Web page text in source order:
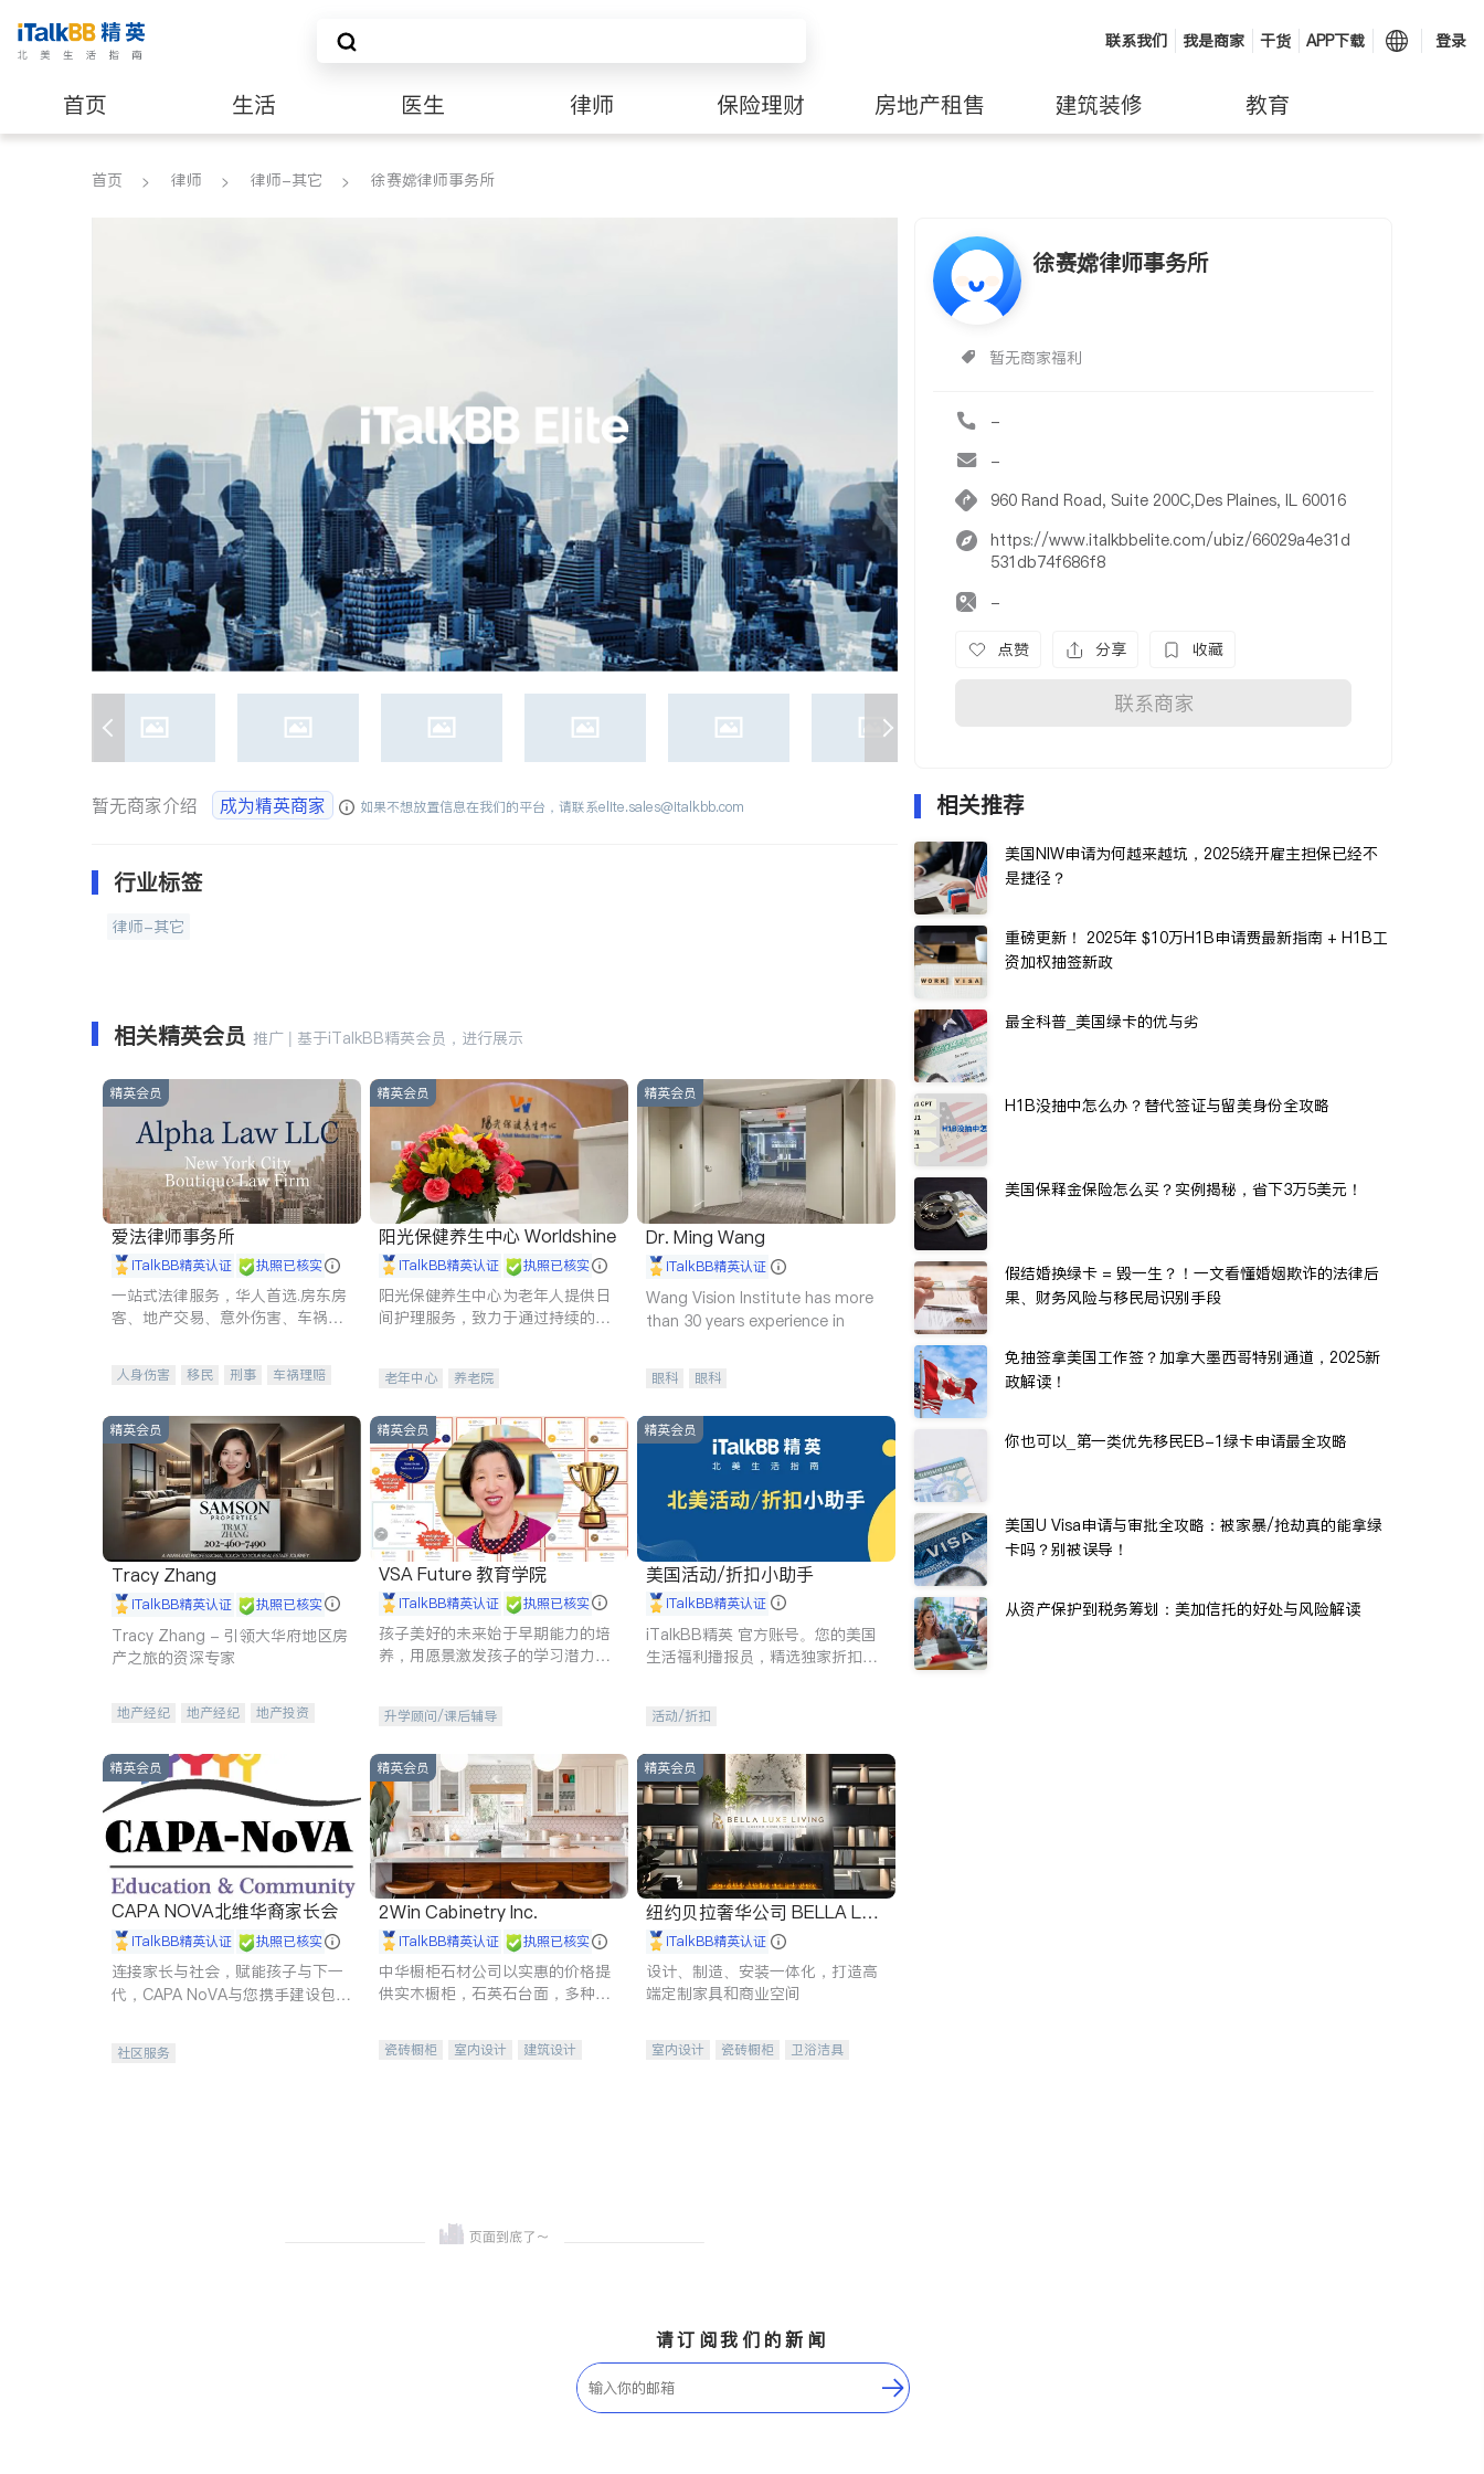
联系我们 我是商家 干货 APP下载 登录
首页 生活 医生 律师 保险理财 房地产租售 建筑装修 教育
养老 非盈利组织
首页 律师 律师-其它 徐赛嫦律师事务所
徐赛嫦律师事务所
暂无商家福利
-
-
960 Rand Road, Suite 200C,Des Plaines, IL 60016
https://www.italkbbelite.com/ubiz/66029a4e31d
531db74f686f8
-
点赞 分享 收藏
联系商家
暂无商家介绍 成为精英商家 如果不想放置信息在我们的平台，请联系elite.sales@italkbb.com
行业标签
律师-其它
相关精英会员 推广 | 基于iTalkBB精英会员，进行展示
精英会员
爱法律师事务所
iTalkBB精英认证 执照已核实
一站式法律服务，华人首选.房东房
客、地产交易、意外伤害、车祸重
人身伤害 移民 刑事
车祸理赔
商标注册
索赔 律师-其它 保释
精英会员
阳光保健养生中心 Worldshine
iTalkBB精英认证 执照已核实
阳光保健养生中心为老年人提供日
间护理服务，致力于通过持续的护
老年中心 养老院
精英会员
Dr. Ming Wang
iTalkBB精英认证
Wang Vision Institute has more
than 30 years experience in
眼科 眼科
精英会员
Tracy Zhang
iTalkBB精英认证 执照已核实
Tracy Zhang - 引领大华府地区房
产之旅的资深专家
地产经纪 地产经纪
地产投资
精英会员
VSA Future 教育学院
iTalkBB精英认证 执照已核实
孩子美好的未来始于早期能力的培
养，用愿景激发孩子的学习潜力和
升学顾问/课后辅导
精英会员
美国活动/折扣小助手
iTalkBB精英认证
iTalkBB精英 官方账号。您的美国
生活福利播报员，精选独家折扣、
活动/折扣
精英会员
CAPA NOVA北维华裔家长会
iTalkBB精英认证 执照已核实
连接家长与社会，赋能孩子与下一
代，CAPA NoVA与您携手建设包
社区服务
精英会员
2Win Cabinetry Inc.
iTalkBB精英认证 执照已核实
中华橱柜石材公司以实惠的价格提
供实木橱柜，石英石台面，多种优
机。品质厨房，家的选择。
瓷砖橱柜 室内设计
建筑设计
精英会员
纽约贝拉奢华公司 BELLA LUX
E iTalkBB精英认证
设计、制造、安装一体化，打造高
端定制家具和商业空间
室内设计 瓷砖橱柜
卫浴洁具
相关推荐
美国NIW申请为何越来越坑，2025绕开雇主担保已经不
是捷径？
重磅更新！ 2025年 $10万H1B申请费最新指南 + H1B工
资加权抽签新政
最全科普_美国绿卡的优与劣
H1B没抽中怎么办？替代签证与留美身份全攻略
美国保释金保险怎么买？实例揭秘，省下3万5美元！
假结婚换绿卡 = 毁一生？！一文看懂婚姻欺诈的法律后
果、财务风险与移民局识别手段
免抽签拿美国工作签？加拿大墨西哥特别通道，2025新
政解读！
你也可以_第一类优先移民EB-1绿卡申请最全攻略
美国U Visa申请与审批全攻略：被家暴/抢劫真的能拿绿
卡吗？别被误导！
从资产保护到税务筹划：美加信托的好处与风险解读
请订阅我们的新闻